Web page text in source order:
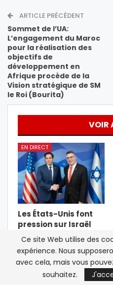
ARTICLE PRÉCÉDENT
Sommet de l’UA:
L’engagement du Maroc
pour la réalisation des
objectifs de
développement en
Afrique procède de la
Vision stratégique de SM
le Roi (Bourita)
VOIR
EN DIRECT
Les États-Unis font
pression sur Israël
pour un cessez-le-
feu de deux
semaines à Gaza
EN DIRECT
Ce site Web utilise des
expérience. Nous
avec cela, mais vous
souhaitez.